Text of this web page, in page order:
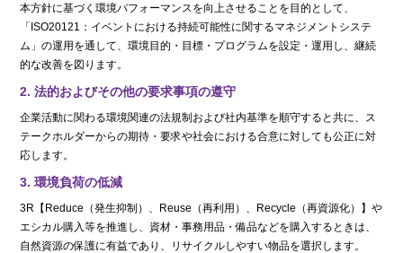
本方針に基づく環境パフォーマンスを向上させることを目的として、
「ISO20121：イベントにおける持続可能性に関するマネジメントシステ
ム」の運用を通して、環境目的・目標・プログラムを設定・運用し、継続
的な改善を図ります。
2. 法的およびその他の要求事項の遵守
企業活動に関わる環境関連の法規制および社内基準を順守すると共に、ス
テークホルダーからの期待・要求や社会における合意に対しても公正に対
応します。
3. 環境負荷の低減
3R【Reduce（発生抑制）、Reuse（再利用）、Recycle（再資源化）】や
エシカル購入等を推進し、資材・事務用品・備品などを購入するときは、
自然資源の保護に有益であり、リサイクルしやすい物品を選択します。